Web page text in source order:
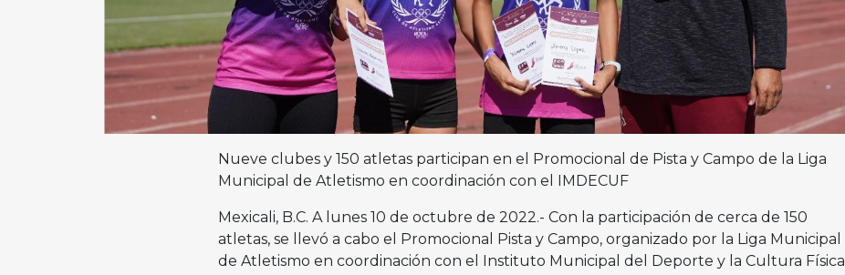
Nueve clubes y 150 atletas participan en el Promocional de Pista y Campo de la Liga
Municipal de Atletismo en coordinación con el IMDECUF
Mexicali, B.C. A lunes 10 de octubre de 2022.- Con la participación de cerca de 150
atletas, se llevó a cabo el Promocional Pista y Campo, organizado por la Liga Municipal
de Atletismo en coordinación con el Instituto Municipal del Deporte y la Cultura Física